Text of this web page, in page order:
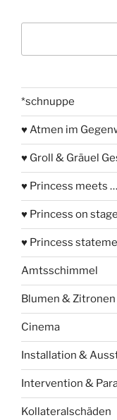
*schnuppe
♥ Atmen im
♥ Groll & Gräuel
♥ Princess meets …
♥ Princess on stage
♥ Princess
Amtsschimmel
Blumen & Zitronen
Cinema
Installation &
Intervention &
Kollateralschäden